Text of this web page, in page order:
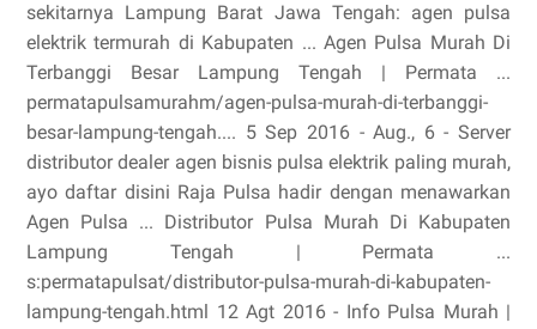
sekitarnya Lampung Barat Jawa Tengah: agen pulsa
elektrik termurah di Kabupaten ... Agen Pulsa Murah Di
Terbanggi Besar Lampung Tengah | Permata ...
permatapulsamurahm/agen-pulsa-murah-di-terbanggi-
besar-lampung-tengah.... 5 Sep 2016 - Aug., 6 - Server
distributor dealer agen bisnis pulsa elektrik paling murah,
ayo daftar disini Raja Pulsa hadir dengan menawarkan
Agen Pulsa ... Distributor Pulsa Murah Di Kabupaten
Lampung Tengah | Permata ...
s:permatapulsat/distributor-pulsa-murah-di-kabupaten-
lampung-tengah.html 12 Agt 2016 - Info Pulsa Murah |